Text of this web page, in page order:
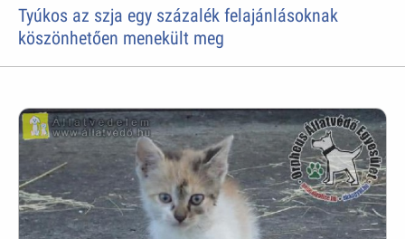
Tyúkos az szja egy százalék felajánlásoknak
köszönhetően menekült meg